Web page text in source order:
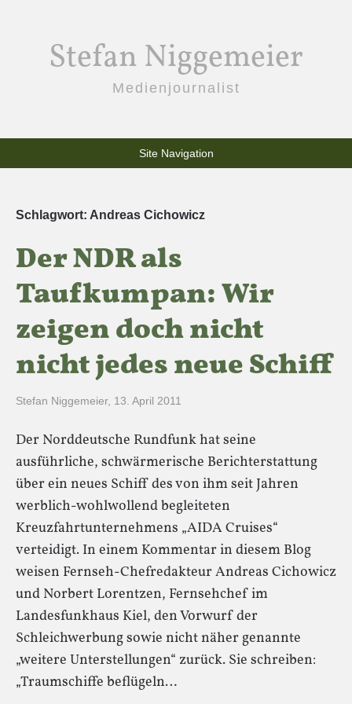
Stefan Niggemeier
Medienjournalist
Site Navigation
Schlagwort: Andreas Cichowicz
Der NDR als
Taufkumpan: Wir
zeigen doch nicht
nicht jedes neue Schiff
Stefan Niggemeier, 13. April 2011
Der Norddeutsche Rundfunk hat seine
ausführliche, schwärmerische Berichterstattung
über ein neues Schiff des von ihm seit Jahren
werblich-wohlwollend begleiteten
Kreuzfahrtunternehmens „AIDA Cruises“
verteidigt. In einem Kommentar in diesem Blog
weisen Fernseh-Chefredakteur Andreas Cichowicz
und Norbert Lorentzen, Fernsehchef im
Landesfunkhaus Kiel, den Vorwurf der
Schleichwerbung sowie nicht näher genannte
„weitere Unterstellungen“ zurück. Sie schreiben:
„Traumschiffe beflügeln…